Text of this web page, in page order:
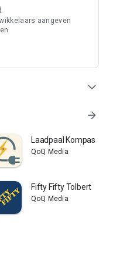
aangeven
expand_more
arrow_forward
Laadpaal Kompas
QoQ Media
Fifty Fifty Tolbert
QoQ Media